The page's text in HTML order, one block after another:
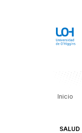
Inicio
SALUD